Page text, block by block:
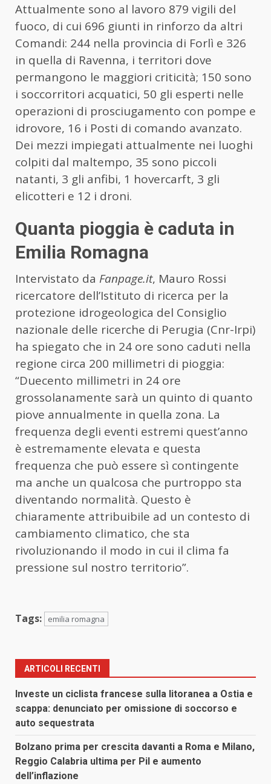
Attualmente sono al lavoro 879 vigili del
fuoco, di cui 696 giunti in rinforzo da altri
Comandi: 244 nella provincia di Forlì e 326
in quella di Ravenna, i territori dove
permangono le maggiori criticità; 150 sono
i soccorritori acquatici, 50 gli esperti nelle
operazioni di prosciugamento con pompe e
idrovore, 16 i Posti di comando avanzato.
Dei mezzi impiegati attualmente nei luoghi
colpiti dal maltempo, 35 sono piccoli
natanti, 3 gli anfibi, 1 hovercarft, 3 gli
elicotteri e 12 i droni.
Quanta pioggia è caduta in
Emilia Romagna
Intervistato da Fanpage.it, Mauro Rossi
ricercatore dell’Istituto di ricerca per la
protezione idrogeologica del Consiglio
nazionale delle ricerche di Perugia (Cnr-Irpi)
ha spiegato che in 24 ore sono caduti nella
regione circa 200 millimetri di pioggia:
“Duecento millimetri in 24 ore
grossolanamente sarà un quinto di quanto
piove annualmente in quella zona. La
frequenza degli eventi estremi quest’anno
è estremamente elevata e questa
frequenza che può essere sì contingente
ma anche un qualcosa che purtroppo sta
diventando normalità. Questo è
chiaramente attribuibile ad un contesto di
cambiamento climatico, che sta
rivoluzionando il modo in cui il clima fa
pressione sul nostro territorio”.
Tags: emilia romagna
ARTICOLI RECENTI
Investe un ciclista francese sulla litoranea a Ostia e
scappa: denunciato per omissione di soccorso e
auto sequestrata
Bolzano prima per crescita davanti a Roma e Milano,
Reggio Calabria ultima per Pil e aumento
dell’inflazione